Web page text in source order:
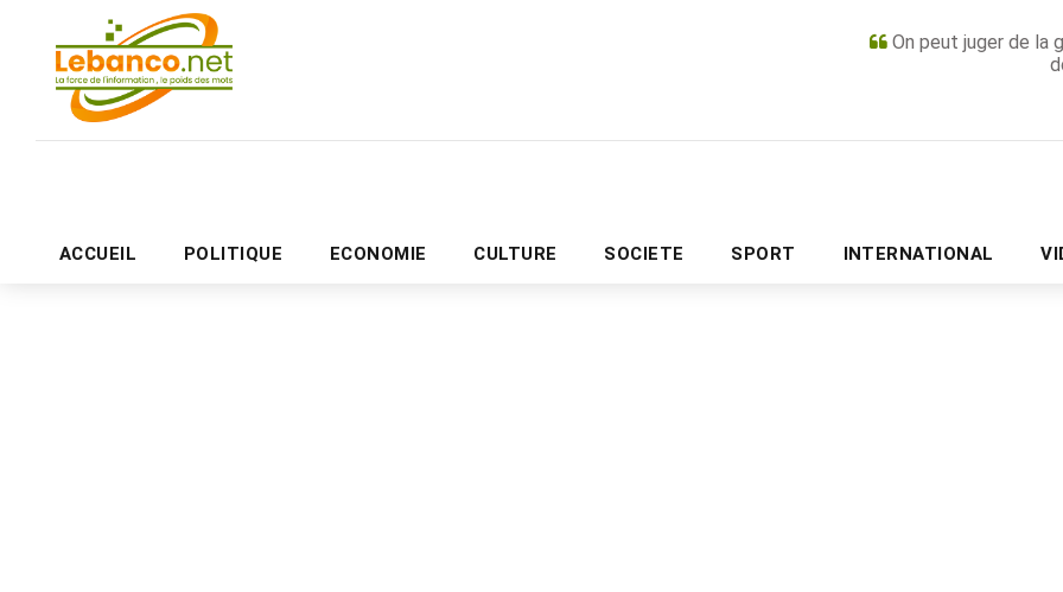
On peut juger de la
ACCUEIL POLITIQUE ECONOMIE CULTURE SOCIETE SPORT INTERNATIONAL
PUBLICITÉ